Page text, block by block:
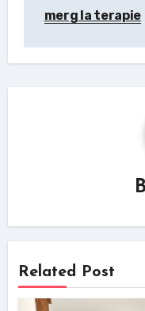
merg la terapie
Related Post